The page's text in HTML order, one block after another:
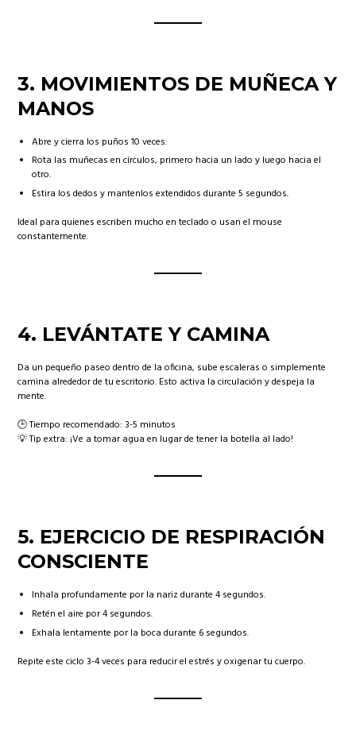
3. MOVIMIENTOS DE MUÑECA Y
MANOS
Abre y cierra los puños 10 veces.
Rota las muñecas en círculos, primero hacia un lado y luego hacia el
otro.
Estira los dedos y mantenlos extendidos durante 5 segundos.
Ideal para quienes escriben mucho en teclado o usan el mouse
constantemente.
4. LEVÁNTATE Y CAMINA
Da un pequeño paseo dentro de la oficina, sube escaleras o simplemente
camina alrededor de tu escritorio. Esto activa la circulación y despeja la
mente.
🕒 Tiempo recomendado: 3-5 minutos
💡 Tip extra: ¡Ve a tomar agua en lugar de tener la botella al lado!
5. EJERCICIO DE RESPIRACIÓN
CONSCIENTE
Inhala profundamente por la nariz durante 4 segundos.
Retén el aire por 4 segundos.
Exhala lentamente por la boca durante 6 segundos.
Repite este ciclo 3-4 veces para reducir el estrés y oxigenar tu cuerpo.